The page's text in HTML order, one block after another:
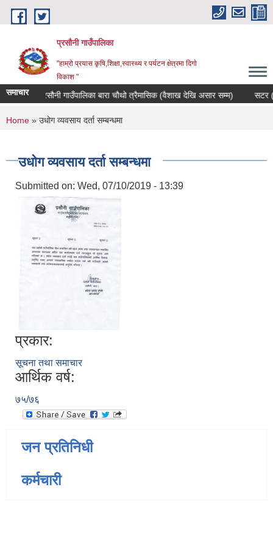
Skip to main content
प्रसौनी गाउँपालिका
"हाम्रो प्रयास कृषि,शिक्षा,स्वास्थ्य र पर्यटन क्षेत्रमा दिगाे
विकाश "
समाचारप्रसौनी गाउँपालिका बारा चौथो त्रैमासिक (वैशाख देखि असार सम्म) सटर
You are here
Home » उधोग व्यवसाय दर्ता सम्बन्धमा
उधोग व्यवसाय दर्ता सम्बन्धमा
Submitted on: Wed, 07/10/2019 - 13:39
प्रकार:
सूचना तथा समाचार
आर्थिक वर्ष:
७५/७६
जन प्रतिनिधी
कर्मचारी